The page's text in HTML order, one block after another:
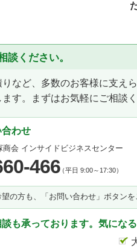
談ください。
など、多数のお客様に支え
す。まずはお気軽にご相談く
わせ
商会 インサイドビジネスセンター
466（平日 9:00～17:30）
の方も、「お問い合わせ」ボタンを
も承っております。気にな